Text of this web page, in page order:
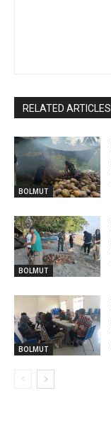
RELATED ARTICLES
BOLMUT
BOLMUT
BOLMUT